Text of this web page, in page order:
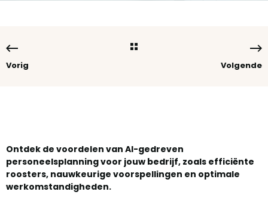
Vorig Volgende
Ontdek de voordelen van AI-gedreven
personeelsplanning voor jouw bedrijf, zoals efficiënte
roosters, nauwkeurige voorspellingen en optimale
werkomstandigheden.